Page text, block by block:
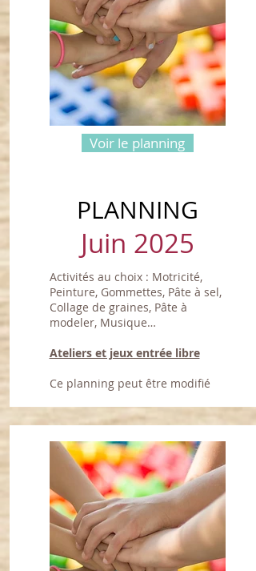
Voir le planning
PLANNING
Juin 2025
Activités au choix : Motricité,
Peinture, Gommettes, Pâte à sel,
Collage de graines, Pâte à
modeler, Musique…
Ateliers et jeux entrée libre
Ce planning peut être modifié